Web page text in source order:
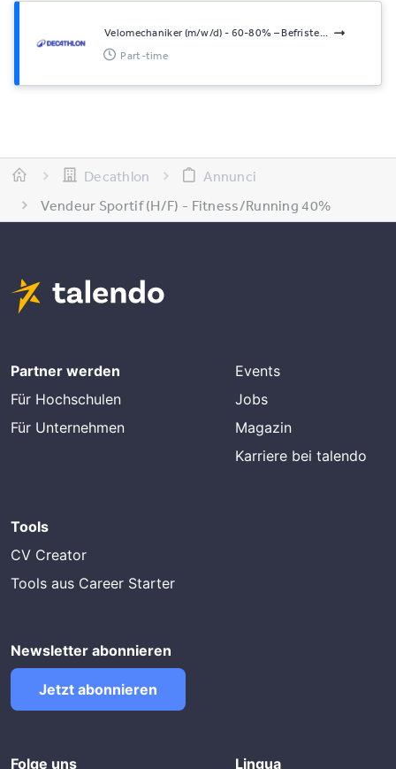
Velomechaniker (m/w/d) - 60-80% – Befriste...
Part-time
Decathlon
Annunci
Vendeur Sportif (H/F) - Fitness/Running 40%
Partner werden
Für Hochschulen
Für Unternehmen
Events
Jobs
Magazin
Karriere bei talendo
Tools
CV Creator
Tools aus Career Starter
Newsletter abonnieren
Jetzt abonnieren
Folge uns Lingua